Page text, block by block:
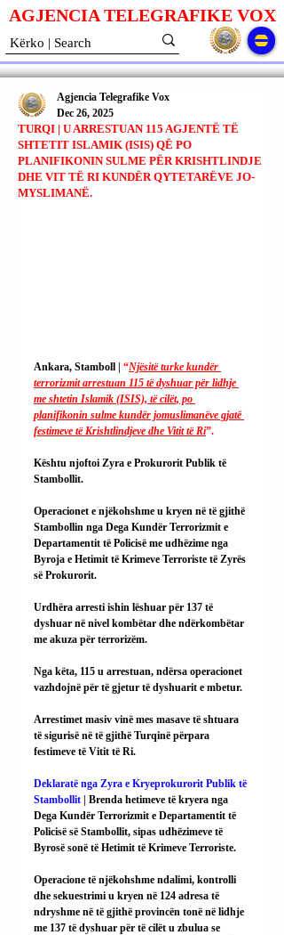
AGJENCIA TELEGRAFIKE VOX
TURQI | U ARRESTUAN 115 AGJENTË TË
SHTETIT ISLAMIK (ISIS) QË PO
PLANIFIKONIN SULME PËR KRISHTLINDJE
DHE VIT TË RI KUNDËR QYTETARËVE JO-
MYSLIMANË.
Agjencia Telegrafike Vox
Dec 26, 2025
Ankara, Stamboll | “Njësitë turke kundër
terrorizmit arrestuan 115 të dyshuar për lidhje
me shtetin Islamik (ISIS), të cilët, po
planifikonin sulme kundër jomuslimanëve gjatë
festimeve të Krishtlindjeve dhe Vitit të Ri”.
Kështu njoftoi Zyra e Prokurorit Publik të
Stambollit.
Operacionet e njëkohshme u kryen në të gjithë
Stambollin nga Dega Kundër Terrorizmit e
Departamentit të Policisë me udhëzime nga
Byroja e Hetimit të Krimeve Terroriste të Zyrës
së Prokurorit.
Urdhëra arresti ishin lëshuar për 137 të
dyshuar në nivel kombëtar dhe ndërkombëtar
me akuza për terrorizëm.
Nga këta, 115 u arrestuan, ndërsa operacionet
vazhdojnë për të gjetur të dyshuarit e mbetur.
Arrestimet masiv vinë mes masave të shtuara
të sigurisë në të gjithë Turqinë përpara
festimeve të Vitit të Ri.
Deklaratë nga Zyra e Kryeprokurorit Publik të
Stambollit | Brenda hetimeve të kryera nga
Dega Kundër Terrorizmit e Departamentit të
Policisë së Stambollit, sipas udhëzimeve të
Byrosë sonë të Hetimit të Krimeve Terroriste.
Operacione të njëkohshme ndalimi, kontrolli
dhe sekuestrimi u kryen në 124 adresa të
ndryshme në të gjithë provincën tonë në lidhje
me 137 të dyshuar për të cilët u zbulua se